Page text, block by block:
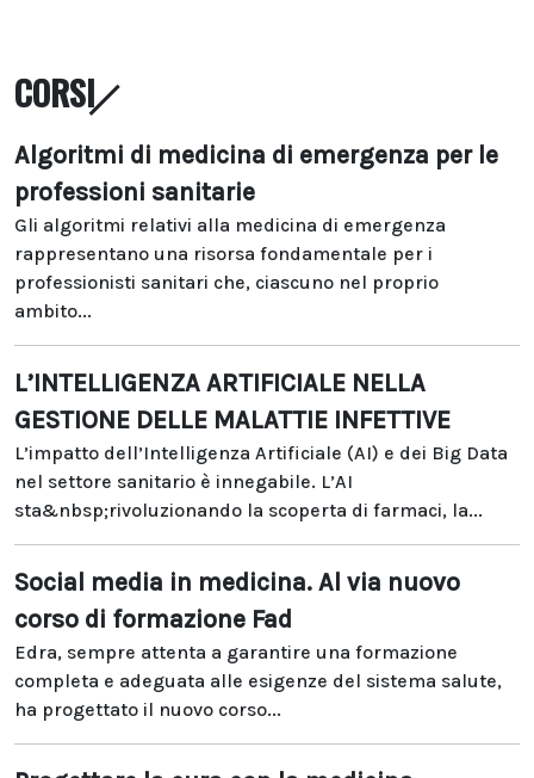
CORSI
Algoritmi di medicina di emergenza per le
professioni sanitarie
Gli algoritmi relativi alla medicina di emergenza
rappresentano una risorsa fondamentale per i
professionisti sanitari che, ciascuno nel proprio
ambito...
L’INTELLIGENZA ARTIFICIALE NELLA
GESTIONE DELLE MALATTIE INFETTIVE
L’impatto dell’Intelligenza Artificiale (AI) e dei Big Data
nel settore sanitario è innegabile. L’AI
sta&nbsp;rivoluzionando la scoperta di farmaci, la...
Social media in medicina. Al via nuovo
corso di formazione Fad
Edra, sempre attenta a garantire una formazione
completa e adeguata alle esigenze del sistema salute,
ha progettato il nuovo corso...